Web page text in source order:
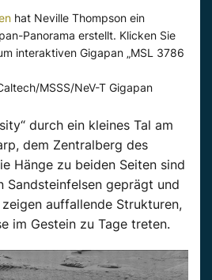
hat Neville Thompson ein
Panorama erstellt. Klicken Sie
interaktiven Gigapan „MSL 3786
MSSS/NeV-T Gigapan
durch ein kleines Tal am
dem Zentralberg des
Hänge zu beiden Seiten sind
geprägt und
auffallende Strukturen,
im Gestein zu Tage treten.